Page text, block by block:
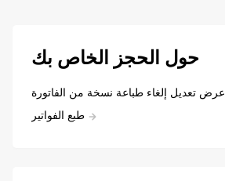
حول الحجز الخاص بك
عرض تعديل إلغاء طباعة نسخة من الفاتورة
طبع الفواتير